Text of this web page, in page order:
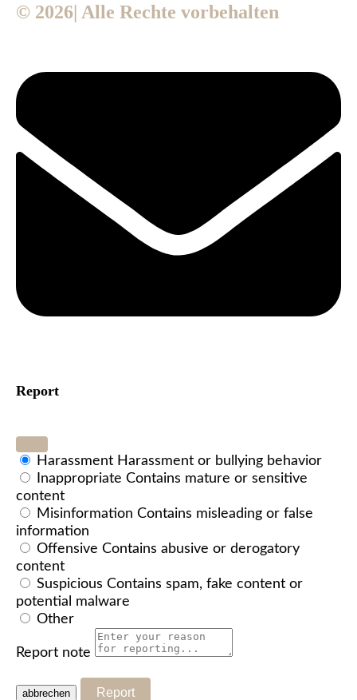
© 2026| Alle Rechte vorbehalten
Report
Harassment Harassment or bullying behavior
Inappropriate Contains mature or sensitive
content
Misinformation Contains misleading or false
information
Offensive Contains abusive or derogatory
content
Suspicious Contains spam, fake content or
potential malware
Other
Report note
Report